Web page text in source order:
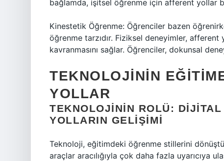
bağlamda, işitsel öğrenme için afferent yollar
Kinestetik Öğrenme: Öğrenciler bazen
öğrenme tarzıdır. Fiziksel deneyimler,
kavranmasını sağlar. Öğrenciler, dokunsal
TEKNOLOJININ
YOLLAR
TEKNOLOJININ ROLÜ:
YOLLARIN GELIŞIMI
Teknoloji, eğitimdeki öğrenme stillerini
araçlar aracılığıyla çok daha fazla uyarıcıya